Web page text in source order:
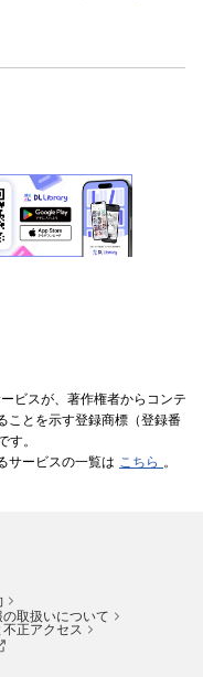
ビスが、著作権者からコンテ
ことを示す登録商標（登録番
。
サービスの一覧は こちら 。
取扱いについて
正アクセス